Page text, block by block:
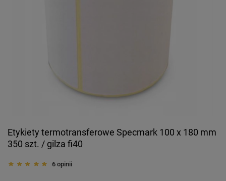
Etykiety termotransferowe Specmark 100 x 180 mm
350 szt. / gilza fi40
6 opinii